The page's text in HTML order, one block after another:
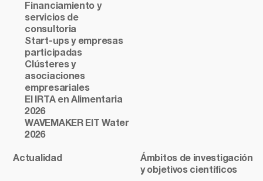
Financiamiento y
servicios de
consultoria
Start-ups y empresas
participadas
Clústeres y
asociaciones
empresariales
El IRTA en Alimentaria
2026
WAVEMAKER EIT Water
2026
Actualidad
Ámbitos de investigación
y objetivos científicos